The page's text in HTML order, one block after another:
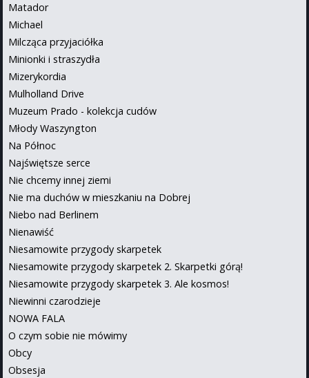
Matador
Michael
Milcząca przyjaciółka
Minionki i straszydła
Mizerykordia
Mulholland Drive
Muzeum Prado - kolekcja cudów
Młody Waszyngton
Na Północ
Najświętsze serce
Nie chcemy innej ziemi
Nie ma duchów w mieszkaniu na Dobrej
Niebo nad Berlinem
Nienawiść
Niesamowite przygody skarpetek
Niesamowite przygody skarpetek 2. Skarpetki górą!
Niesamowite przygody skarpetek 3. Ale kosmos!
Niewinni czarodzieje
NOWA FALA
O czym sobie nie mówimy
Obcy
Obsesja